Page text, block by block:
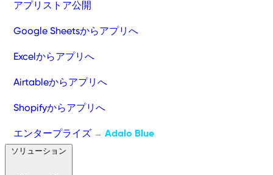
アプリストア公開
Google Sheetsからアプリへ
Excelからアプリへ
Airtableからアプリへ
Shopifyからアプリへ
エンタープライズ → Adalo Blue